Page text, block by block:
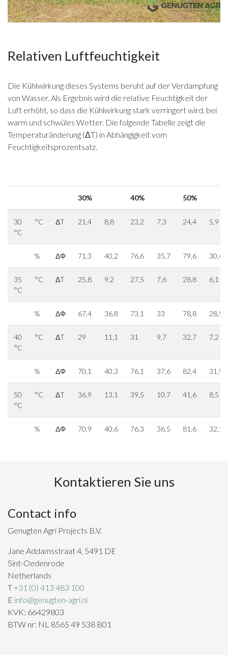
Relativen Luftfeuchtigkeit
Die Kühlwirkung dieses Systems beruht auf der Verdampfung
von Wasser. Als Ergebnis wird die relative Feuchtigkeit der
Luft erhöht, so dass die Kühlwirkung stark verringert wird, bei
warm und schwüles Wetter. Die folgende Tabelle zeigt die
Temperaturänderung (ΔT) in Abhängigkeit vom
Feuchtigkeitsprozentsatz.
30% 40% 50%
30
°C
°C ΔT 21,4 8,8 23,2 7,3 24,4 5,9
% ΔΦ 71,3 40,2 76,6 35,7 79,6 30,4
35
°C
°C ΔT 25,8 9,2 27,5 7,6 28,8 6,1
% ΔΦ 67,4 36,8 73,1 33 78,8 28,5
40
°C
°C ΔT 29 11,1 31 9,7 32,7 7,2
% ΔΦ 70,1 40,3 76,1 37,6 82,4 31,9
50
°C
°C ΔT 36,9 13,1 39,5 10,7 41,6 8,5
% ΔΦ 70,9 40,6 76,3 36,5 81,6 32,1
Kontaktieren Sie uns
Contact info
Genugten Agri Projects B.V.
Jane Addamsstraat 4, 5491 DE
Sint-Oedenrode
Netherlands
T+31 (0) 413 483 100
E info@genugten-agri.nl
KVK: 66429803
BTW nr: NL 8565 49 538 B01